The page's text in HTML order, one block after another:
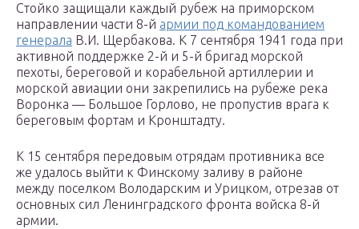
Стойко защищали каждый рубеж на приморском
направлении части 8-й армии под командованием
генерала В.И. Щербакова. К 7 сентября 1941 года при
активной поддержке 2-й и 5-й бригад морской
пехоты, береговой и корабельной артиллерии и
морской авиации они закрепились на рубеже река
Воронка — Большое Горлово, не пропустив врага к
береговым фортам и Кронштадту.
К 15 сентября передовым отрядам противника все
же удалось выйти к Финскому заливу в районе
между поселком Володарским и Урицком, отрезав от
основных сил Ленинградского фронта войска 8-й
армии.